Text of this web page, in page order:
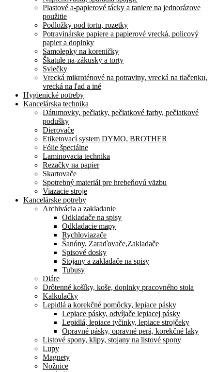
Plastové a-papierové tácky a taniere na jednorázove
použitie
Podložky pod tortu, rozetky
Potravinárske papiere a papierové vrecká, policový
papier a doplnky
Samolepky na koreničky
Škatule na-zákusky a torty
Sviečky
Vrecká mikroténové na potraviny, vrecká na tlačenku,
vrecká na ľad a iné
Hygienické potreby
Kancelárska technika
Dátumovky, pečiatky, pečiatkové farby, pečiatkové
podušky
Dierovače
Etiketovací system DYMO, BROTHER
Fólie špeciálne
Laminovacia technika
Rezačky na papier
Skartovače
Spotrebný materiál pre hrebeňovú väzbu
Viazacie stroje
Kancelárske potreby
Archivácia a zakladanie
Odkladače na spisy
Odkladacie mapy
Rychloviazače
Šanóny, Zaraďovače,Zakladače
Spisové dosky
Stojany a zakladače na spisy
Tubusy
Diáre
Drôtenné košíky, koše, doplnky pracovného stola
Kalkulačky
Lepidlá a korekčné pomôcky, lepiace pásky
Lepiace pásky, odvíjače lepiacej pásky
Lepidlá, lepiace tyčinky, lepiace strojčeky
Opravné pásky, opravné perá, korekčné laky
Listové spony, klipy, stojany na listové spony
Lupy
Magnety
Nožnice